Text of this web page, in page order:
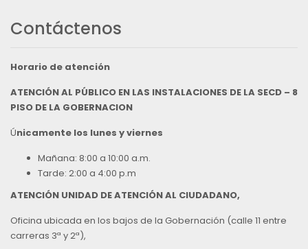
Contáctenos
Horario de atención
ATENCIÓN AL PÚBLICO EN LAS INSTALACIONES DE LA SECD – 8
PISO DE LA GOBERNACION
Únicamente los lunes y viernes
Mañana: 8:00 a 10:00 a.m.
Tarde: 2:00 a 4:00 p.m
ATENCIÓN UNIDAD DE ATENCIÓN AL CIUDADANO,
Oficina ubicada en los bajos de la Gobernación (calle 11 entre
carreras 3ª y 2ª),